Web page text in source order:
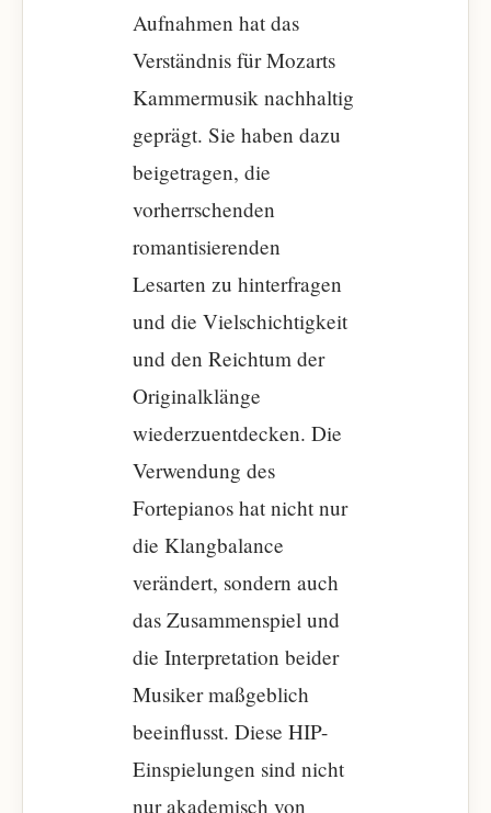
Aufnahmen hat das
Verständnis für Mozarts
Kammermusik nachhaltig
geprägt. Sie haben dazu
beigetragen, die
vorherrschenden
romantisierenden
Lesarten zu hinterfragen
und die Vielschichtigkeit
und den Reichtum der
Originalklänge
wiederzuentdecken. Die
Verwendung des
Fortepianos hat nicht nur
die Klangbalance
verändert, sondern auch
das Zusammenspiel und
die Interpretation beider
Musiker maßgeblich
beeinflusst. Diese HIP-
Einspielungen sind nicht
nur akademisch von